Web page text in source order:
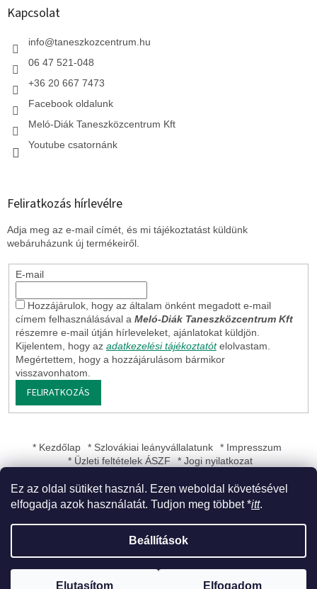
Ez az oldal sütiket használ. Ezen weboldal követésével
elfogadja azok használatát. Tudjon meg többet *itt.
Beállítások
Elutasítom Elfogadom
Kapcsolat
info@taneszkozcentrum.hu
06 47 521-048
+36 20 667 7473
Facebook oldalunk
Meló-Diák Taneszközcentrum Kft
Youtube csatornánk
Feliratkozás hírlevélre
Adja meg az e-mail címét, és mi tájékoztatást küldünk
webáruházunk új termékeiről.
E-mail
Hozzájárulok, hogy az általam önként megadott e-mail
címem felhasználásával a Meló-Diák Taneszközcentrum Kft
részemre e-mail útján hírleveleket, ajánlatokat küldjön.
Kijelentem, hogy az adatkezelési tájékoztatót elolvastam.
Megértettem, hogy a hozzájárulásom bármikor
visszavonhatom.
FELIRATKOZÁS
* Kezdőlap * Szlovákiai leányvállalatunk
* Impresszum
* Üzleti feltételek ÁSZF
* Jogi nyilatkozat
Meló-Diák Taneszközcentrum Kft